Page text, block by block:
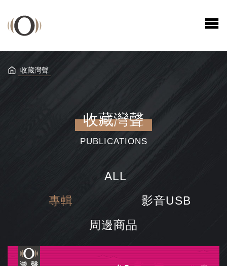
收藏灣聲
收藏灣聲
PUBLICATIONS
ALL
專輯
影音USB
周邊商品